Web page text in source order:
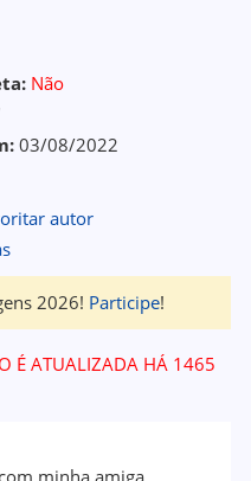
Não
03/08/2022
autor
2026! Participe!
É ATUALIZADA HÁ 1465
minha amiga